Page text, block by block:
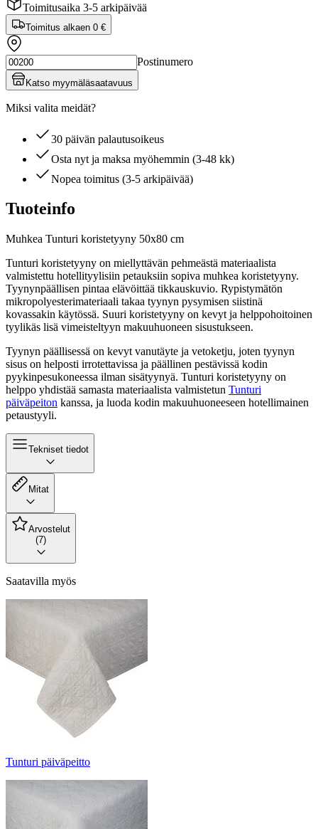
Toimitusaika 3-5 arkipäivää
Toimitus alkaen 0 €
Postinumero
Katso myymäläsaatavuus
Miksi valita meidät?
30 päivän palautusoikeus
Osta nyt ja maksa myöhemmin (3-48 kk)
Nopea toimitus (3-5 arkipäivää)
Tuoteinfo
Muhkea Tunturi koristetyyny 50x80 cm
Tunturi koristetyyny on miellyttävän pehmeästä materiaalista
valmistettu hotellityylisiin petauksiin sopiva muhkea koristetyyny.
Tyynynpäällisen pintaa elävöittää tikkauskuvio. Rypistymätön
mikropolyesterimateriaali takaa tyynyn pysymisen siistinä
kovassakin käytössä. Suuri koristetyyny on kevyt ja helppohoitoinen
tyylikäs lisä vimeisteltyyn makuuhuoneen sisustukseen.
Tyynyn päällisessä on kevyt vanutäyte ja vetoketju, joten tyynyn
sisus on helposti irrotettavissa ja päällinen pestävissä kodin
pyykinpesukoneessa ilman sisätyynyä. Tunturi koristetyyny on
helppo yhdistää samasta materiaalista valmistetun Tunturi
päiväpeiton kanssa, ja luoda kodin makuuhuoneeseen hotellimainen
petaustyyli.
Tekniset tiedot
Mitat
Arvostelut
(7)
Saatavilla myös
Tunturi päiväpeitto